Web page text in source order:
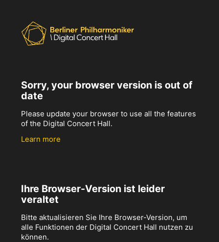
Sorry, your browser version is out of
date
Please update your browser to use all the features
of the Digital Concert Hall.
Learn more
Ihre Browser-Version ist leider
veraltet
Bitte aktualisieren Sie Ihre Browser-Version, um
alle Funktionen der Digital Concert Hall nutzen zu
können.